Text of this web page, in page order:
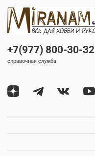
+7(977) 800-30-32
справочная служба